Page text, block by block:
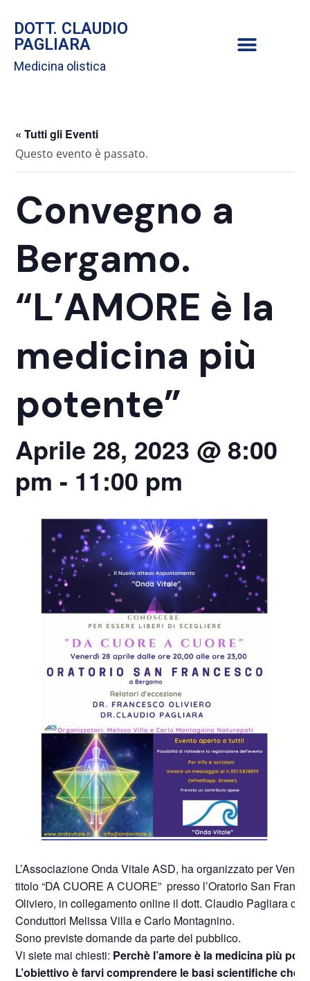
DOTT. CLAUDIO
PAGLIARA
Medicina olistica
« Tutti gli Eventi
Questo evento è passato.
Convegno a
Bergamo.
“L’AMORE è la
medicina più
potente”
Aprile 28, 2023 @ 8:00
pm - 11:00 pm
L’Associazione Onda Vitale ASD, ha organizzato per
titolo “DA CUORE A CUORE” presso l’Oratorio San
Oliviero, in collegamento online il dott. Claudio Pagliara
Conduttori Melissa Villa e Carlo Montagnino.
Sono previste domande da parte del pubblico.
Vi siete mai chiesti: Perchè l’amore è la medicina più
L’obiettivo è farvi comprendere le basi scientifiche che